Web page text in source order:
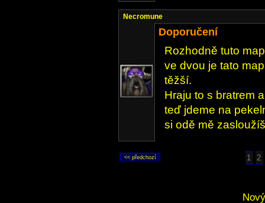
Necromune
Doporučení
Rozhodně tuto
ve dvou je tato
těžší.
Hraju to s bratrem
teď jdeme na
si odě mě
1 2